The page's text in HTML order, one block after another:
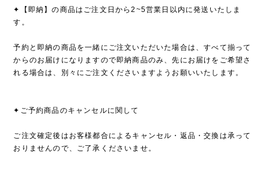
✦【即納】の商品はご注文日から2~5営業日以内に発送いたしま
す。
予約と即納の商品を一緒にご注文いただいた場合は、すべて揃って
からのお届けになりますので即納商品のみ、先にお届けをご希望さ
れる場合は、別々にご注文くださいますようお願いいたします。
✦ご予約商品のキャンセルに関して
ご注文確定後はお客様都合によるキャンセル・返品・交換は承って
おりませんので、ご了承くださいませ。